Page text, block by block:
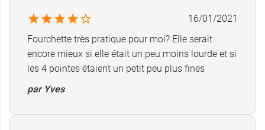
16/01/2021
Fourchette très pratique pour moi? Elle serait
encore mieux si elle était un peu moins lourde et si
les 4 pointes étaient un petit peu plus fines
par Yves